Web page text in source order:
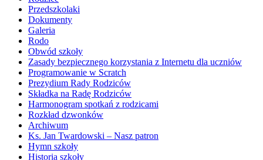
Przedszkolaki
Dokumenty
Galeria
Rodo
Obwód szkoły
Zasady bezpiecznego korzystania z Internetu dla uczniów
Programowanie w Scratch
Prezydium Rady Rodziców
Składka na Radę Rodziców
Harmonogram spotkań z rodzicami
Rozkład dzwonków
Archiwum
Ks. Jan Twardowski – Nasz patron
Hymn szkoły
Historia szkoły